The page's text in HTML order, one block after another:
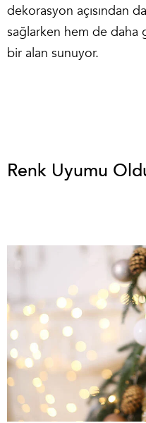
dekorasyon açısından
sağlarken hem de daha
bir alan sunuyor.
Renk Uyumu